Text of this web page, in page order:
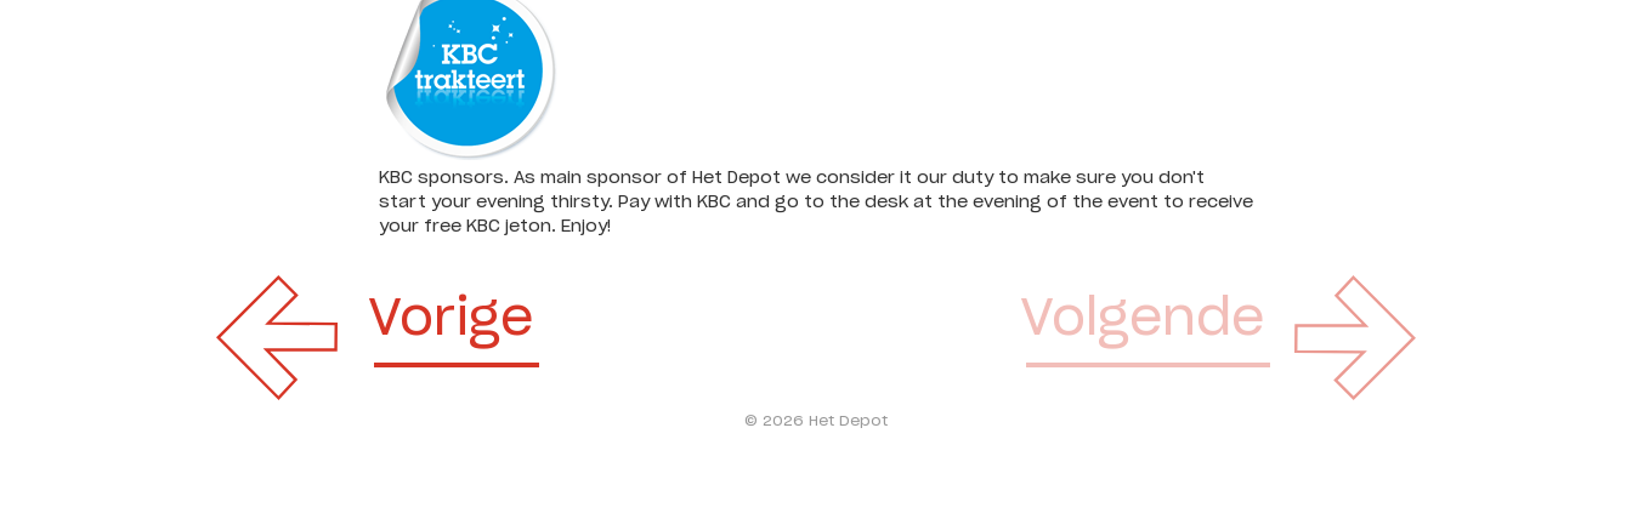
KBC sponsors. As main sponsor of Het Depot we consider it our duty to make sure you don't
start your evening thirsty. Pay with KBC and go to the desk at the evening of the event to receive
your free KBC jeton. Enjoy!
Vorige Volgende
© 2026 Het Depot